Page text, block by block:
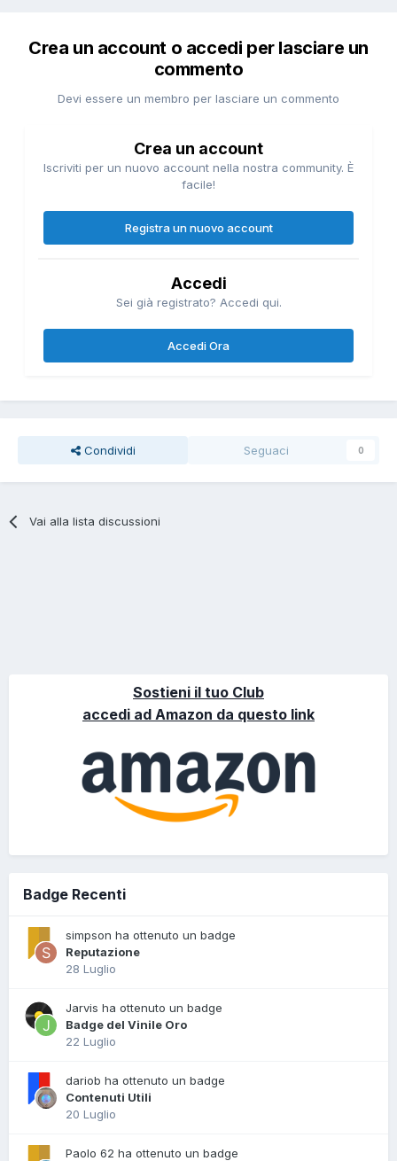
Crea un account o accedi per lasciare un
commento
Devi essere un membro per lasciare un commento
Crea un account
Iscriviti per un nuovo account nella nostra community. È
facile!
Registra un nuovo account
Accedi
Sei già registrato? Accedi qui.
Accedi Ora
Condividi Seguaci 0
Vai alla lista discussioni
Sostieni il tuo Club
accedi ad Amazon da questo link
Badge Recenti
simpson ha ottenuto un badge
Reputazione
28 Luglio
Jarvis ha ottenuto un badge
Badge del Vinile Oro
22 Luglio
dariob ha ottenuto un badge
Contenuti Utili
20 Luglio
Paolo 62 ha ottenuto un badge